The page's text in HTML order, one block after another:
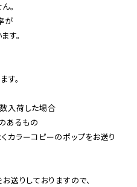
。
が
す。
す。
入荷した場合
あるもの
カラーコピーのポップをお送り
送りしておりますので、